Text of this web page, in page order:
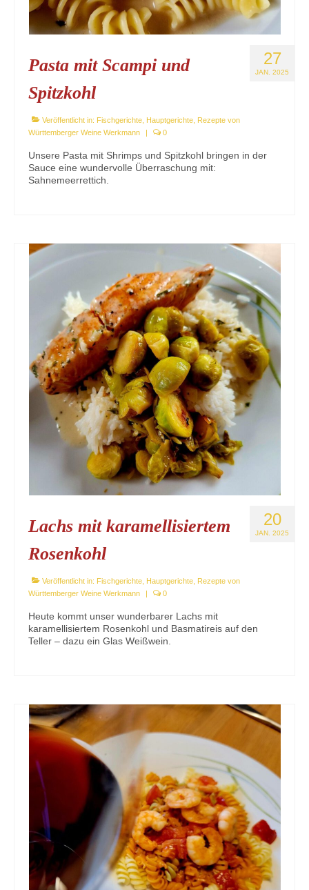
27
JAN. 2025
Pasta mit Scampi und
Spitzkohl
Veröffentlicht in: Fischgerichte Hauptgerichte Rezepte von
Württemberger Weine Werkmann
| 0
Unsere Pasta mit Shrimps und Spitzkohl bringen in der
Sauce eine wundervolle Überraschung mit:
Sahnemeerrettich.
20
JAN. 2025
Lachs mit karamellisiertem
Rosenkohl
Veröffentlicht in: Fischgerichte Hauptgerichte Rezepte von
Württemberger Weine Werkmann
| 0
Heute kommt unser wunderbarer Lachs mit
karamellisiertem Rosenkohl und Basmatireis auf den
Teller – dazu ein Glas Weißwein.